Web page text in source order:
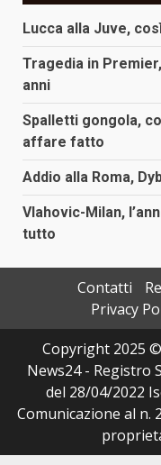
Lucca alla Juve,
Tragedia in
anni
Spalletti gongola,
affare fatto
Addio alla Roma,
Vlahovic-Milan,
tutto
Contatti
Privacy
Copyright 2025
News24 - Registro
del 28/04/2022
Comunicazione al n.